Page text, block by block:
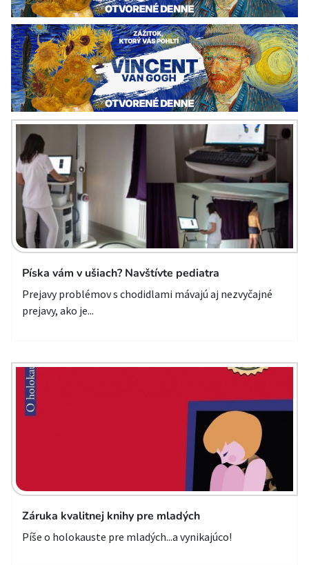
Píska vám v ušiach? Navštívte pediatra
Prejavy problémov s chodidlami mávajú aj nezvyčajné
prejavy, ako je...
Záruka kvalitnej knihy pre mladých
Píše o holokauste pre mladých...a vynikajúco!